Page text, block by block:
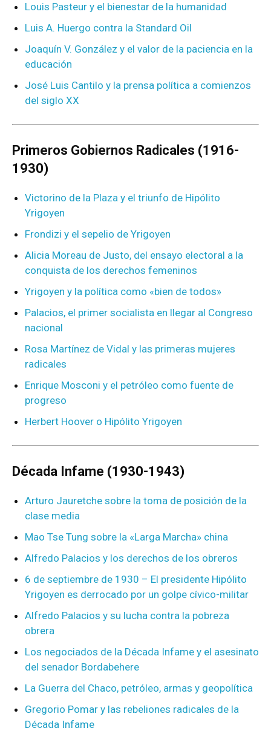
Louis Pasteur y el bienestar de la humanidad
Luis A. Huergo contra la Standard Oil
Joaquín V. González y el valor de la paciencia en la
educación
José Luis Cantilo y la prensa política a comienzos
del siglo XX
Primeros Gobiernos Radicales (1916-
1930)
Victorino de la Plaza y el triunfo de Hipólito
Yrigoyen
Frondizi y el sepelio de Yrigoyen
Alicia Moreau de Justo, del ensayo electoral a la
conquista de los derechos femeninos
Yrigoyen y la política como «bien de todos»
Palacios, el primer socialista en llegar al Congreso
nacional
Rosa Martínez de Vidal y las primeras mujeres
radicales
Enrique Mosconi y el petróleo como fuente de
progreso
Herbert Hoover o Hipólito Yrigoyen
Década Infame (1930-1943)
Arturo Jauretche sobre la toma de posición de la
clase media
Mao Tse Tung sobre la «Larga Marcha» china
Alfredo Palacios y los derechos de los obreros
6 de septiembre de 1930 – El presidente Hipólito
Yrigoyen es derrocado por un golpe cívico-militar
Alfredo Palacios y su lucha contra la pobreza
obrera
Los negociados de la Década Infame y el asesinato
del senador Bordabehere
La Guerra del Chaco, petróleo, armas y geopolítica
Gregorio Pomar y las rebeliones radicales de la
Década Infame